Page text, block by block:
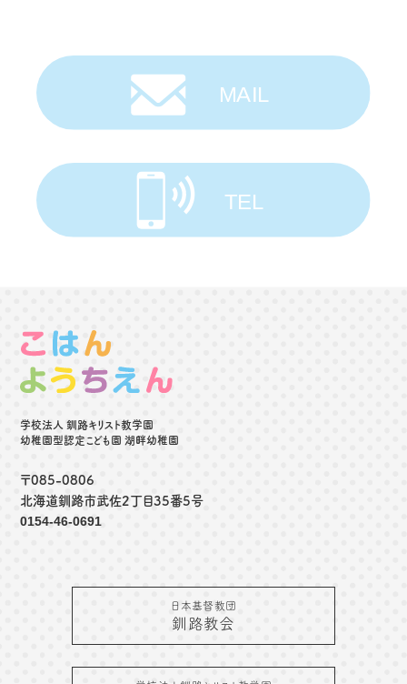
学校法人 釧路キリスト教学園
幼稚園型認定こども園 湖畔幼稚園
〒085-0806
北海道釧路市武佐2丁目35番5号
0154-46-0691
日本基督教団
釧路教会